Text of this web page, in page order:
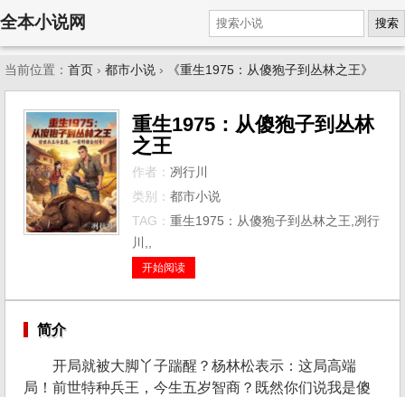
全本小说网 搜索
当前位置： 首页 › 都市小说 › 《重生1975：从傻狍子到丛林之王》
重生1975：从傻狍子到丛林
之王
作者： 冽行川
类别： 都市小说
TAG： 重生1975：从傻狍子到丛林之王,冽行
川,,
开始阅读
简介
开局就被大脚丫子踹醒？杨林松表示：这局高端
局！前世特种兵王，今生五岁智商？既然你们说我是傻